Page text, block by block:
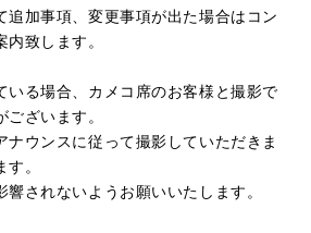
追加事項、変更事項が出た場合はコン
致します。
いる場合、カメコ席のお客様と撮影で
ございます。
ナウンスに従って撮影していただきま
。
響されないようお願いいたします。